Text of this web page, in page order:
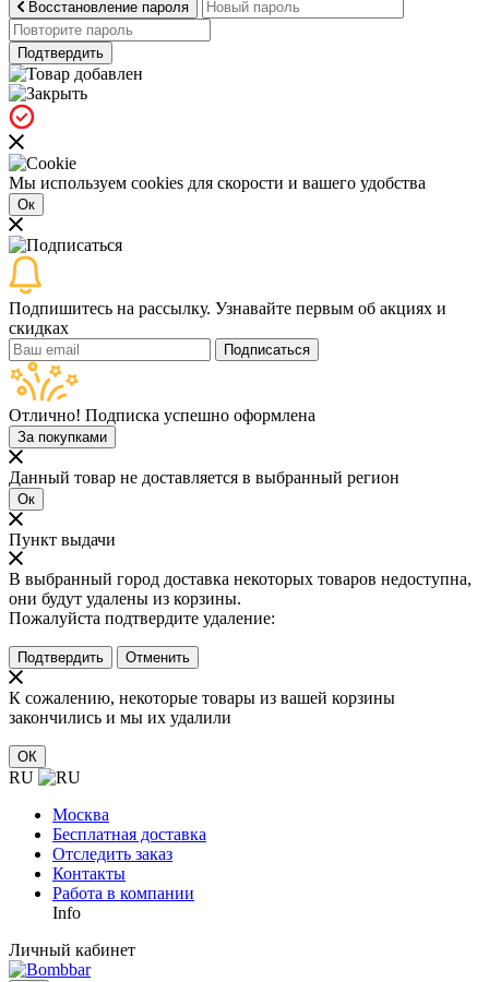
Восстановление пароля
Подтвердить
Мы используем cookies для скорости и вашего удобства
Ок
Подпишитесь на рассылку. Узнавайте первым об акциях и
скидках
Подписаться
Отлично! Подписка успешно оформлена
За покупками
Данный товар не доставляется в выбранный регион
Ок
Пункт выдачи
В выбранный город доставка некоторых товаров недоступна,
они будут удалены из корзины.
Пожалуйста подтвердите удаление:
Подтвердить Отменить
К сожалению, некоторые товары из вашей корзины
закончились и мы их удалили
ОК
RU
Москва
Бесплатная доставка
Отследить заказ
Контакты
Работа в компании
Info
Личный кабинет